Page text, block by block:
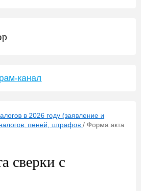
канал
в 2026 году (заявление и
пеней, штрафов / Форма акта
сверки с